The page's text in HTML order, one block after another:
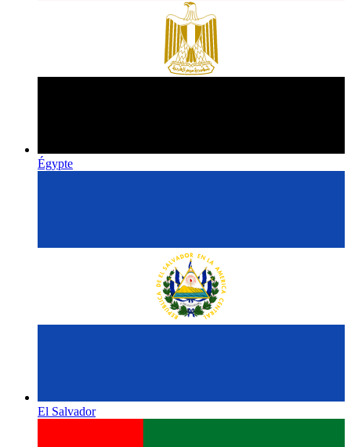
Égypte
El Salvador